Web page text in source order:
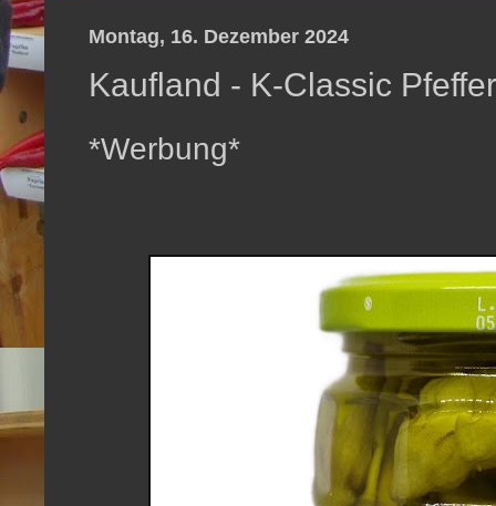
Montag, 16. Dezember 2024
Kaufland - K-Classic
*Werbung*